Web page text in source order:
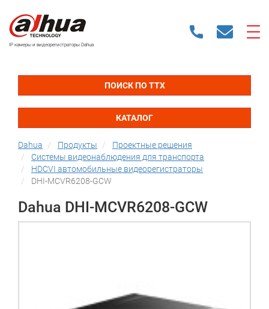
IP камеры и видеорегистраторы Dahua
ПОИСК ПО ТТХ
КАТАЛОГ
Dahua Продукты
Проектные решения
Системы видеонаблюдения для транспорта
HDCVI автомобильные видеорегистраторы
DHI-MCVR6208-GCW
Dahua DHI-MCVR6208-GCW